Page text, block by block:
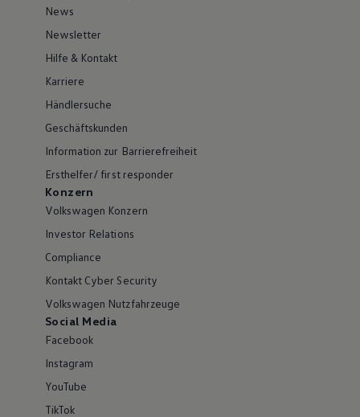
News
Newsletter
Hilfe & Kontakt
Karriere
Händlersuche
Geschäftskunden
Information zur Barrierefreiheit
Ersthelfer/ first responder
Konzern
Volkswagen Konzern
Investor Relations
Compliance
Kontakt Cyber Security
Volkswagen Nutzfahrzeuge
Social Media
Facebook
Instagram
YouTube
TikTok